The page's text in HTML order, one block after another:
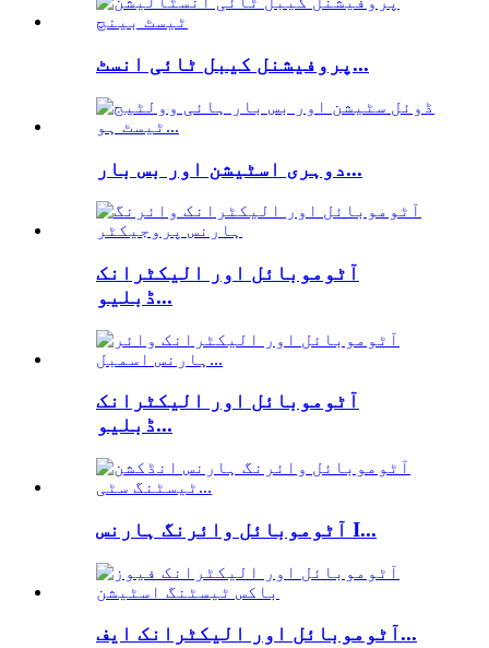
پروفیشنل کیبل ٹائی انسٹ...
دوہری اسٹیشن اور بس بار...
آٹوموبائل اور الیکٹرانک
ڈبلیو...
آٹوموبائل اور الیکٹرانک
ڈبلیو...
آٹوموبائل وائرنگ ہارنس I...
آٹوموبائل اور الیکٹرانک ایف...